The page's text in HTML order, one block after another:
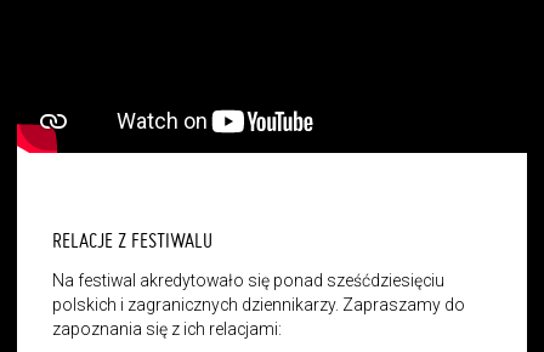
RELACJE Z FESTIWALU
Na festiwal akredytowało się ponad sześćdziesięciu
polskich i zagranicznych dziennikarzy. Zapraszamy do
zapoznania się z ich relacjami: